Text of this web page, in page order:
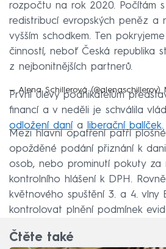
rozpočtu na rok 2020. Počítám s
redistribucí evropských peněz a
vyšším schodkem. Ten
činností, neboť Česká republika
z nejbonitnějších partnerů.
— Alena Schillerová (@alenaschillerov)
První úlevy podnikatelům
financí a v neděli je schválila
odložení daní a liberační balíček.
Mezi hlavní opatření patří
opožděné podání přiznání k
osob, nebo prominutí pokuty za
kontrolního hlášení k DPH.
květnového spuštění 3. a 4. vlny
kontrolovat plnění podmínek
Čtěte také